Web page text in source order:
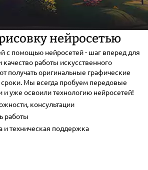
нейросетью
с помощью нейросетей - шаг вперед для
качество работы искусственного
получать оригинальные графические
Мы всегда пробуем передовые
и уже освоили технологию нейросетей!
консультации
работы
и техническая поддержка